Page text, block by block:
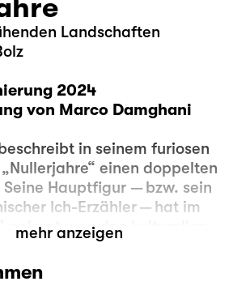
Landschaften
2024
von Marco Damghani
in seinem furiosen
einen doppelten
Seine Hauptfigur — bzw. sein
Ich-Erzähler — hat im
gelernt, von den kulturellen
Jugend Abstand zu nehmen,
ihn Alpha-Industries-
und
mehr anzeigen